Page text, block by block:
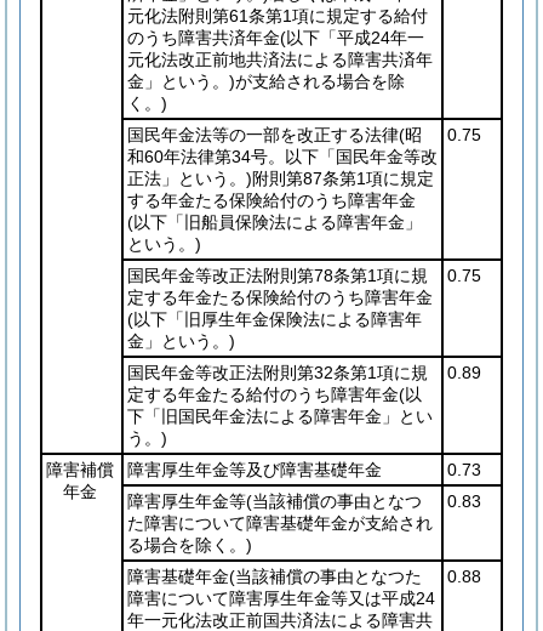
元化法附則第61条第1項に規定する給付
のうち障害共済年金(以下「平成24年一
元化法改正前地共済法による障害共済年
金」という。)が支給される場合を除
く。)
国民年金法等の一部を改正する法律(昭
和60年法律第34号。以下「国民年金等改
正法」という。)附則第87条第1項に規定
する年金たる保険給付のうち障害年金
(以下「旧船員保険法による障害年金」
という。)
0.75
国民年金等改正法附則第78条第1項に規
定する年金たる保険給付のうち障害年金
(以下「旧厚生年金保険法による障害年
金」という。)
0.75
国民年金等改正法附則第32条第1項に規
定する年金たる給付のうち障害年金(以
下「旧国民年金法による障害年金」とい
う。)
0.89
障害補償
年金
障害厚生年金等及び障害基礎年金
0.73
障害厚生年金等(当該補償の事由となつ
た障害について障害基礎年金が支給され
る場合を除く。)
0.83
障害基礎年金(当該補償の事由となつた
障害について障害厚生年金等又は平成24
年一元化法改正前国共済法による障害共
0.88